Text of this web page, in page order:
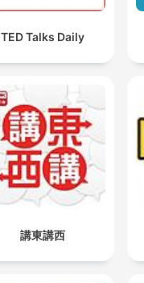
TED Talks Daily
講東講西